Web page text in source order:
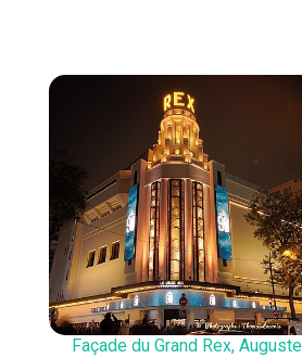
Façade du Grand Rex,